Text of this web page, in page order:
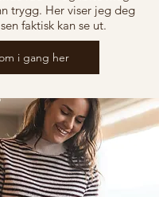
trygg. Her viser jeg deg
faktisk kan se ut.
i gang her